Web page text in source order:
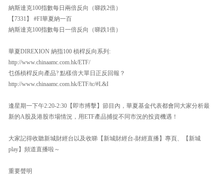
納斯達克100指數每日兩倍反向（睇跌2倍）
【7331】 #FI華夏納一百
納斯達克100指數每日一倍反向（睇跌1倍）
華夏DIREXION 納指100 槓桿反向系列:
http://www.chinaamc.com.hk/ETF/
乜係槓桿反向產品? 點樣倍大單日正反回報？
http://www.chinaamc.com.hk/ETF/tc/#L&I
逢星期一下午2:20-2:30【即市搏擊】節目內，華夏基金代表都會同大家分析最
新的A股及港股市場情況，用ETF產品捕捉不同市況的投資機遇！
大家記得收聽新城財經台以及收睇【新城財經台-財經直播】專頁、【新城
play】頻道直播啦～
重要聲明